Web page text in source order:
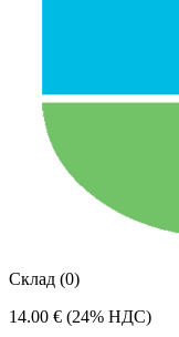
Склад (0)
14.00 € (24% НДС)